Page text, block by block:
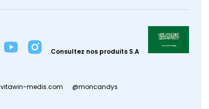
Consultez nos produits S.A
vitawin-medis.com @moncandys